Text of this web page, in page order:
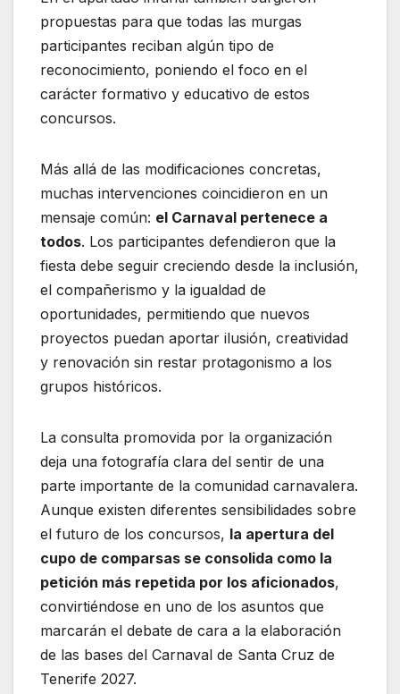
propuestas para que todas las murgas
participantes reciban algún tipo de
reconocimiento, poniendo el foco en el
carácter formativo y educativo de estos
concursos.
Más allá de las modificaciones concretas,
muchas intervenciones coincidieron en un
mensaje común: el Carnaval pertenece a
todos. Los participantes defendieron que la
fiesta debe seguir creciendo desde la inclusión,
el compañerismo y la igualdad de
oportunidades, permitiendo que nuevos
proyectos puedan aportar ilusión, creatividad
y renovación sin restar protagonismo a los
grupos históricos.
La consulta promovida por la organización
deja una fotografía clara del sentir de una
parte importante de la comunidad carnavalera.
Aunque existen diferentes sensibilidades sobre
el futuro de los concursos, la apertura del
cupo de comparsas se consolida como la
petición más repetida por los aficionados,
convirtiéndose en uno de los asuntos que
marcarán el debate de cara a la elaboración
de las bases del Carnaval de Santa Cruz de
Tenerife 2027.